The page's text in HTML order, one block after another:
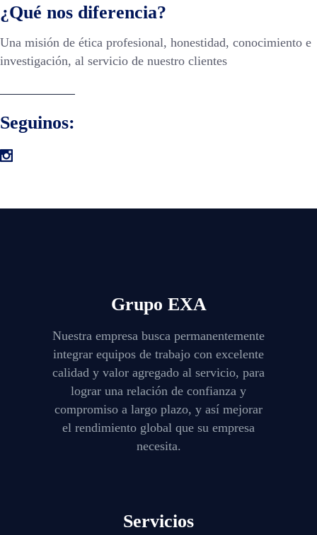
¿Qué nos diferencia?
Una misión de ética profesional, honestidad, conocimiento e
investigación, al servicio de nuestro clientes
Seguinos:
Grupo EXA
Nuestra empresa busca permanentemente
integrar equipos de trabajo con excelente
calidad y valor agregado al servicio, para
lograr una relación de confianza y
compromiso a largo plazo, y así mejorar
el rendimiento global que su empresa
necesita.
Servicios